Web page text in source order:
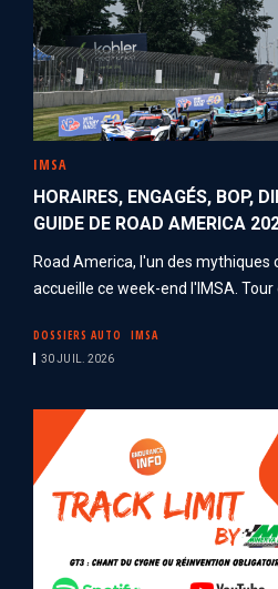
IMSA
HORAIRES, ENGAGÉS, BOP,
GUIDE DE ROAD AMERICA
Road America, l'un des mythiques
accueille ce week-end l'IMSA. Tour
DOSSIERS AUTO IMSA
30 JUIL. 2026